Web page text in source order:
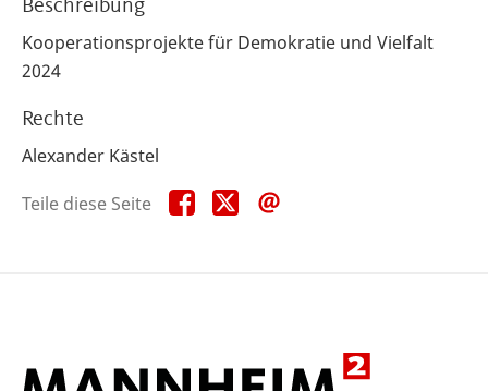
Beschreibung
Kooperationsprojekte für Demokratie und Vielfalt
2024
Rechte
Alexander Kästel
Teile diese Seite
Teile
diese
Teile
diese